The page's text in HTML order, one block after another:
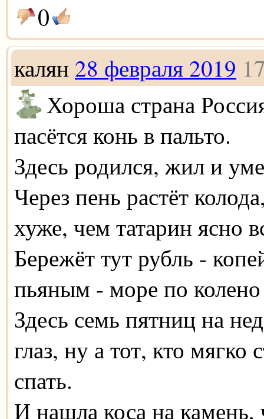
0
калян 28 февраля 2019
Хороша страна
пасётся конь в пальто.
Здесь родился, жил и
Через пень растёт
хуже, чем татарин ясно
Бережёт тут рубль -
пьяным - море по колено
Здесь семь пятниц на
глаз, ну а тот, кто мягко
спать.
И нашла коса на